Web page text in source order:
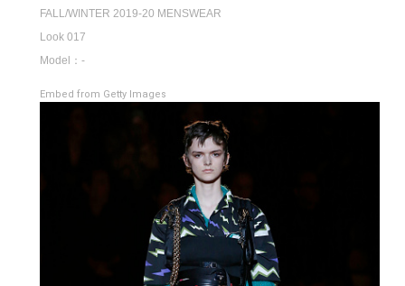
FALL/WINTER 2019-20 MENSWEAR
Look 017
Model：-
Embed from Getty Images